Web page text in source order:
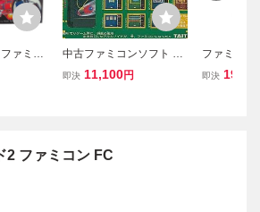
ァミコ
Ⅱ コ
中古ファミコンソフト ア
ルカノイド
即決 11,100円
ファミコン
ノイド （
即決
2 ファミコン FC